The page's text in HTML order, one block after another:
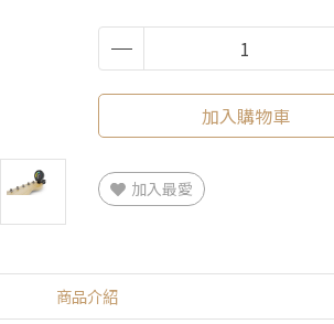
加入購物車
加入最愛
商品介紹